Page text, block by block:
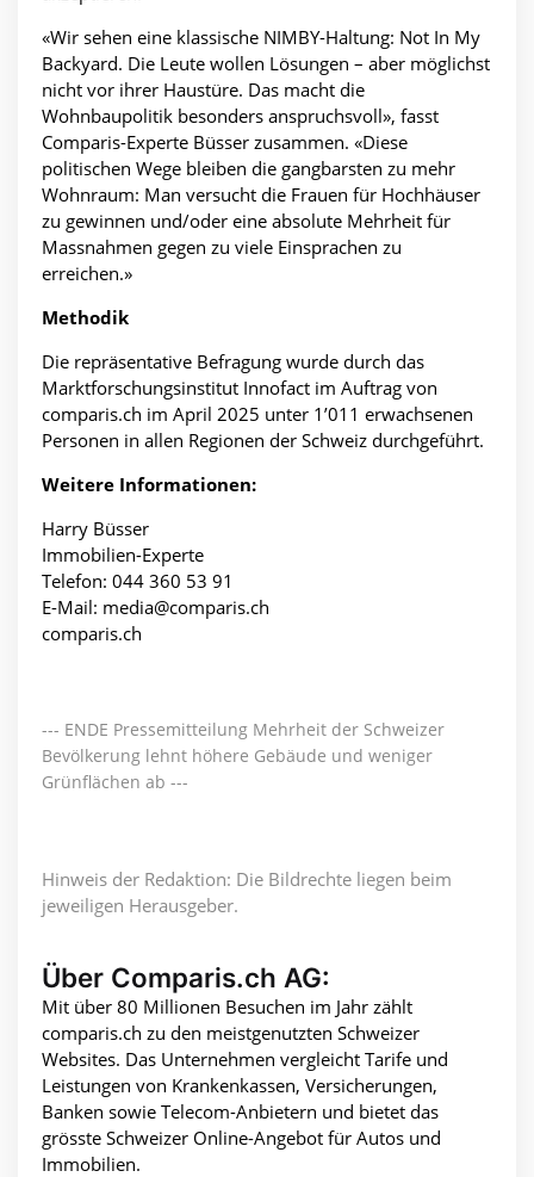
«Wir sehen eine klassische NIMBY-Haltung: Not In My
Backyard. Die Leute wollen Lösungen – aber möglichst
nicht vor ihrer Haustüre. Das macht die
Wohnbaupolitik besonders anspruchsvoll», fasst
Comparis-Experte Büsser zusammen. «Diese
politischen Wege bleiben die gangbarsten zu mehr
Wohnraum: Man versucht die Frauen für Hochhäuser
zu gewinnen und/oder eine absolute Mehrheit für
Massnahmen gegen zu viele Einsprachen zu
erreichen.»
Methodik
Die repräsentative Befragung wurde durch das
Marktforschungsinstitut Innofact im Auftrag von
comparis.ch im April 2025 unter 1’011 erwachsenen
Personen in allen Regionen der Schweiz durchgeführt.
Weitere Informationen:
Harry Büsser
Immobilien-Experte
Telefon: 044 360 53 91
E-Mail: media@comparis.ch
comparis.ch
--- ENDE Pressemitteilung Mehrheit der Schweizer
Bevölkerung lehnt höhere Gebäude und weniger
Grünflächen ab ---
Hinweis der Redaktion: Die Bildrechte liegen beim
jeweiligen Herausgeber.
Über Comparis.ch AG:
Mit über 80 Millionen Besuchen im Jahr zählt
comparis.ch zu den meistgenutzten Schweizer
Websites. Das Unternehmen vergleicht Tarife und
Leistungen von Krankenkassen, Versicherungen,
Banken sowie Telecom-Anbietern und bietet das
grösste Schweizer Online-Angebot für Autos und
Immobilien.